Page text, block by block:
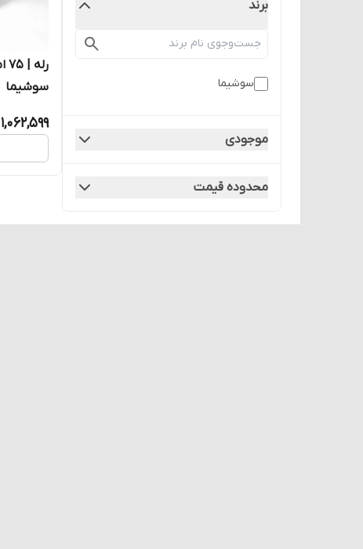
برند
سوشیما
موجودی
محدوده قیمت
سوشیما
1,062,599